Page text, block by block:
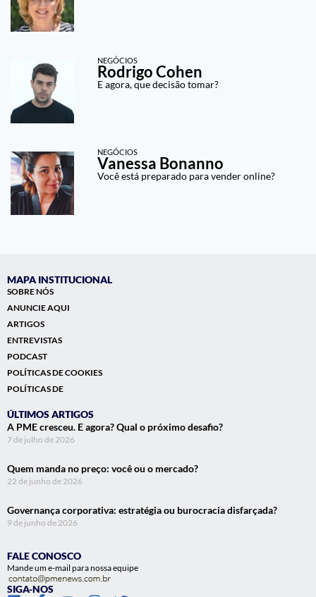
NEGÓCIOS
Rodrigo Cohen
E agora, que decisão tomar?
NEGÓCIOS
Vanessa Bonanno
Você está preparado para vender online?
MAPA INSTITUCIONAL
SOBRE NÓS
ANUNCIE AQUI
ARTIGOS
ENTREVISTAS
PODCAST
POLÍTICAS DE COOKIES
POLÍTICAS DE
ÚLTIMOS ARTIGOS
A PME cresceu. E agora? Qual o próximo desafio?
7 de julho de 2026
Quem manda no preço: você ou o mercado?
22 de junho de 2026
Governança corporativa: estratégia ou burocracia disfarçada?
9 de junho de 2026
FALE CONOSCO
Mande um e-mail para nossa equipe
SIGA-NOS